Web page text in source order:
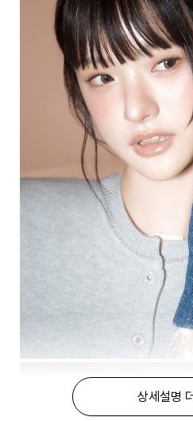
상세설명